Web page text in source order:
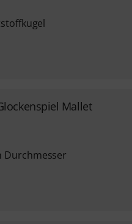
Mallet
Durchmesser